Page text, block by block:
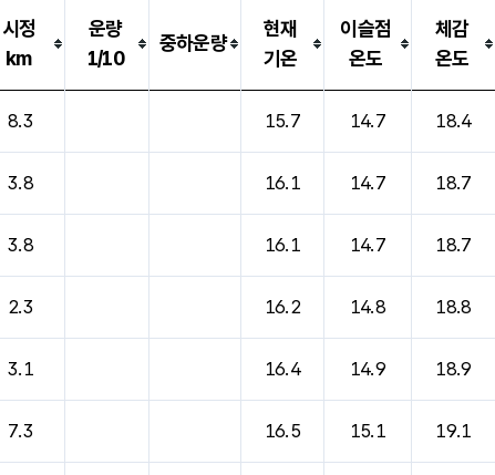
시정
km
운량
1/10
중하운량
현재
기온
이슬점
온도
체감
온도
8.3 15.7 14.7 18.4
3.8 16.1 14.7 18.7
3.8 16.1 14.7 18.7
2.3 16.2 14.8 18.8
3.1 16.4 14.9 18.9
7.3 16.5 15.1 19.1